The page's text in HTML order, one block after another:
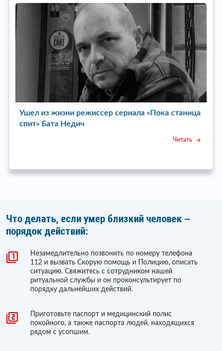
Ушел из жизни режиссер сериала «Пока станица
спит» Бата Недич
Читать
Что делать, если умер близкий человек –
порядок действий:
Незамедлительно позвонить по номеру телефона
112 и вызвать Скорую помощь и Полицию, описать
ситуацию. Свяжитесь с сотрудником нашей
ритуальной службы и он проконсультирует по
порядку дальнейших действий.
Приготовьте паспорт и медицинский полис
покойного, а также паспорта людей, находящихся
рядом с усопшим.